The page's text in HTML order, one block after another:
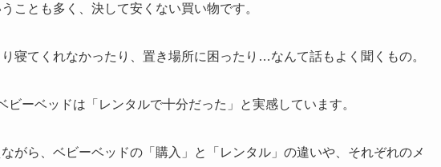
ことも多く、決して安くない買い物です。
寝てくれなかったり、置き場所に困ったり…なんて話もよく聞くもの。
ーベッドは「レンタルで十分だった」と実感しています。
がら、ベビーベッドの「購入」と「レンタル」の違いや、それぞれのメ